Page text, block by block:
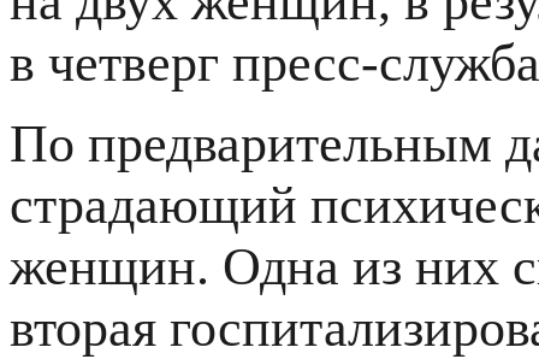
в четверг пресс-
По предварительным
страдающий
женщин. Одна из них
вторая